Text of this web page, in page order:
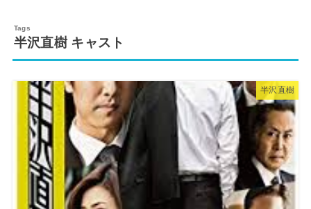
半沢直樹 キャスト
半沢直樹